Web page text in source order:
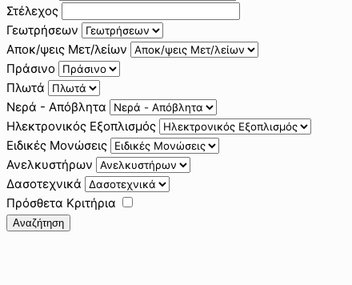
Στέλεχος
Γεωτρήσεων
Αποκ/ψεις Μετ/λείων
Πράσινο
Πλωτά
Νερά - Απόβλητα
Ηλεκτρονικός Εξοπλισμός
Ειδικές Μονώσεις
Ανελκυστήρων
Δασοτεχνικά
Πρόσθετα Κριτήρια
Αναζήτηση